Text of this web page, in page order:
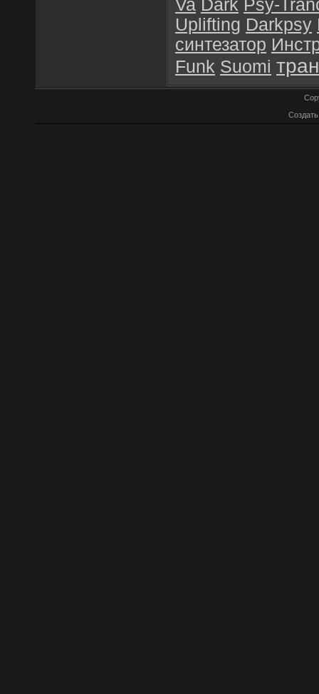
Va Dark Psy-
Uplifting Darkpsy
синтезатор
Funk Suomi